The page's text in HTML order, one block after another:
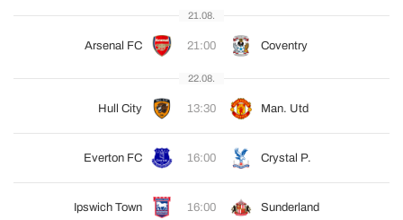
21.08.
Arsenal FC 21:00 Coventry
22.08.
Hull City 13:30 Man. Utd
Everton FC 16:00 Crystal P.
Ipswich Town 16:00 Sunderland